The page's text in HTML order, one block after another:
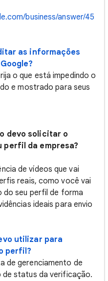
business/answer/45
as informações
o que está impedindo o
e mostrado para seus
devo solicitar o
perfil da empresa?
de vídeos que vai
reais, como você vai
seu perfil de forma
ideais para envio
utilizar para
perfil?
de gerenciamento de
status da verificação.